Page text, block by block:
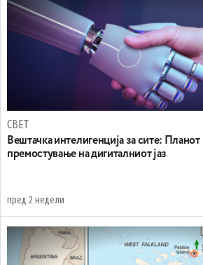
СВЕТ
Вештачка интелигенција за сите:
премостување на дигиталниот јаз
пред 2 недели